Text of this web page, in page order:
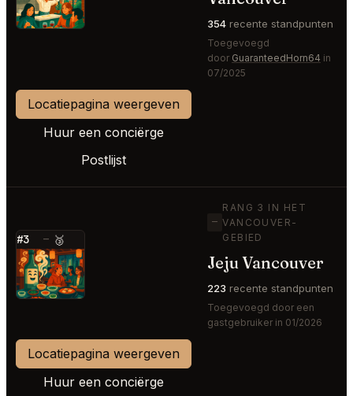
354 recente standpunten
Toegevoegd
door GuaranteedHorn64 in
07/2025
Locatiepagina weergeven
Huur een conciërge
Postlijst
#3 — 🥉
⭐
—
RANG 3 IN HET
VANCOUVER-
GEBIED
Jeju Vancouver
223 recente standpunten
Toegevoegd door een
gastgebruiker in 01/2026
Locatiepagina weergeven
Huur een conciërge